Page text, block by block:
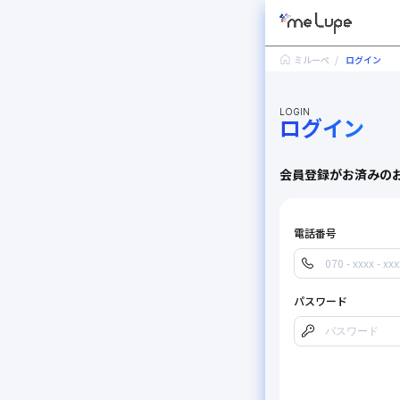
ミルーぺ ログイン
LOGIN
ログイン
会員登録がお済みの
電話番号
パスワード